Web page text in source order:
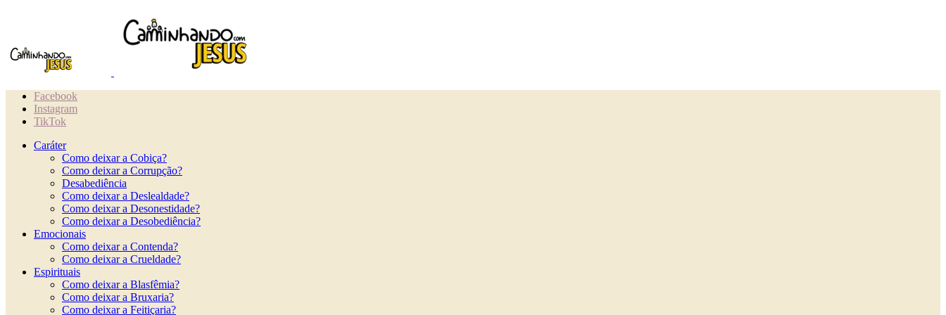
Facebook
Instagram
TikTok
Caráter
Como deixar a Cobiça?
Como deixar a Corrupção?
Desabediência
Como deixar a Deslealdade?
Como deixar a Desonestidade?
Como deixar a Desobediência?
Emocionais
Como deixar a Contenda?
Como deixar a Crueldade?
Espirituais
Como deixar a Blasfêmia?
Como deixar a Bruxaria?
Como deixar a Feitiçaria?